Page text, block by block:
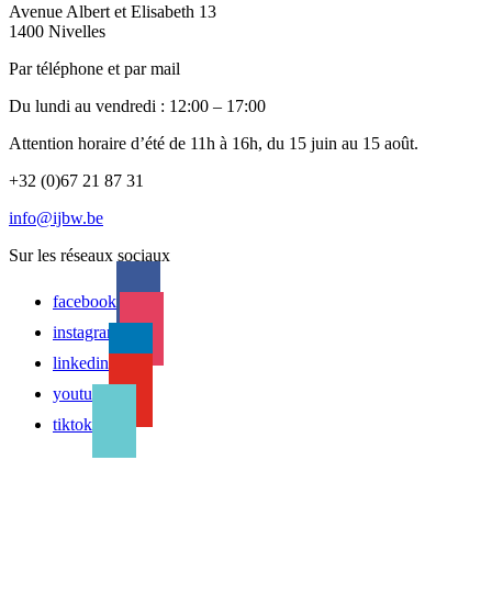
Avenue Albert et Elisabeth 13
1400 Nivelles
Par téléphone et par mail
Du lundi au vendredi : 12:00 – 17:00
Attention horaire d’été de 11h à 16h, du 15 juin au 15 août.
+32 (0)67 21 87 31
info@ijbw.be
Sur les réseaux sociaux
facebook
instagram
linkedin
youtube
tiktok